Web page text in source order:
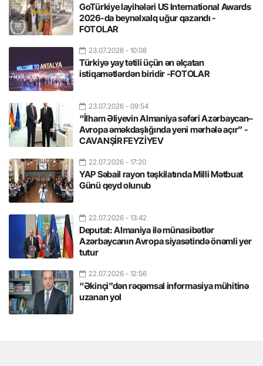
GoTürkiye layihələri US International Awards
2026-da beynəlxalq uğur qazandı -
FOTOLAR
23.07.2026 - 10:08
Türkiyə yay tətili üçün ən əlçatan
istiqamətlərdən biridir -FOTOLAR
23.07.2026 - 09:54
“İlham Əliyevin Almaniya səfəri Azərbaycan–
Avropa əməkdaşlığında yeni mərhələ açır” -
CAVANŞİR FEYZİYEV
22.07.2026 - 17:20
YAP Səbail rayon təşkilatında Milli Mətbuat
Günü qeyd olunub
22.07.2026 - 13:42
Deputat: Almaniya ilə münasibətlər
Azərbaycanın Avropa siyasətində önəmli yer
tutur
22.07.2026 - 12:56
“Əkinçi”dən rəqəmsal informasiya mühitinə
uzanan yol